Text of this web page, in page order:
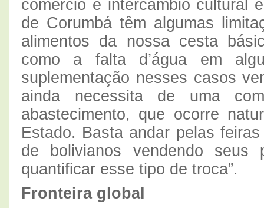
comércio e intercâmbio cultural
de Corumbá têm algumas
alimentos da nossa cesta
como a falta d’água em
suplementação nesses casos
ainda necessita de uma
abastecimento, que ocorre
Estado. Basta andar pelas
de bolivianos vendendo seus
quantificar esse tipo de troca”.
Fronteira global